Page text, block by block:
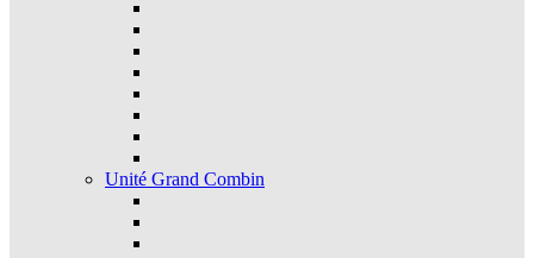
Unité Grand Combin